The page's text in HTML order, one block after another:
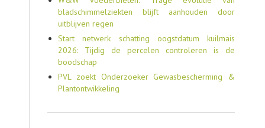
bladschimmelziekten blijft aanhouden door
uitblijven regen
Start netwerk schatting oogstdatum kuilmais
2026: Tijdig de percelen controleren is de
boodschap
PVL zoekt Onderzoeker Gewasbescherming &
Plantontwikkeling